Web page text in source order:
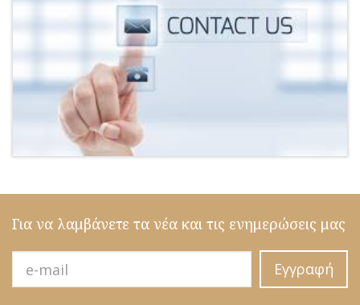
Για να λαμβάνετε τα νέα και τις ενημερώσεις μας
Εγγραφή